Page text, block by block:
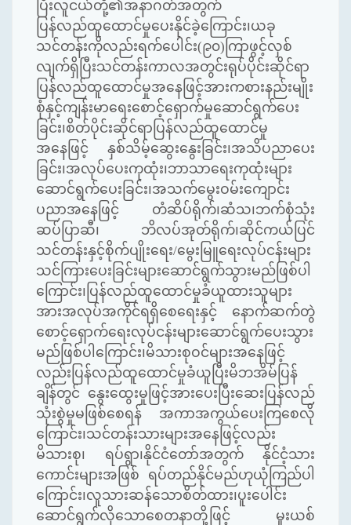
ပြီးလူငယ်တို့၏အနာဂတ်အတွက်
ပြန်လည်ထူထောင်မှုပေးနိုင်ခဲ့ကြောင်း၊ယခု
သင်တန်းကိုလည်းရက်ပေါင်း(၉၀)ကြာဖွင့်လှစ်
လျက်ရှိပြီးသင်တန်းကာလအတွင်းရုပ်ပိုင်းဆိုင်ရာ
ပြန်လည်ထူထောင်မှုအနေဖြင့်အားကစားနည်းမျိုး
စုံနှင့်ကျန်းမာရေးစောင့်ရှောက်မှုဆောင်ရွက်ပေး
ခြင်း၊စိတ်ပိုင်းဆိုင်ရာပြန်လည်ထူထောင်မှု
အနေဖြင့် နှစ်သိမ့်ဆွေးနွေးခြင်း၊အသိပညာပေး
ခြင်း၊အလုပ်ပေးကုထုံး၊ဘာသာရေးကုထုံးများ
ဆောင်ရွက်ပေးခြင်း၊အသက်မွေးဝမ်းကျောင်း
ပညာအနေဖြင့် တံဆိပ်ရိုက်၊ဆံသ၊ဘက်စုံသုံး
ဆပ်ပြာဆီ၊ ဘိလပ်အုတ်ရိုက်၊ဆိုင်ကယ်ပြင်
သင်တန်းနှင့်စိုက်ပျိုးရေး/မွေးမြူရေးလုပ်ငန်းများ
သင်ကြားပေးခြင်းများဆောင်ရွက်သွားမည်ဖြစ်ပါ
ကြောင်း၊ပြန်လည်ထူထောင်မှုခံယူထားသူများ
အားအလုပ်အကိုင်ရရှိစေရေးနှင့် နောက်ဆက်တွဲ
စောင့်ရှောက်ရေးလုပ်ငန်းများဆောင်ရွက်ပေးသွား
မည်ဖြစ်ပါကြောင်း၊မိသားစုဝင်များအနေဖြင့်
လည်းပြန်လည်ထူထောင်မှုခံယူပြီးမိဘအိမ်ပြန်
ချိန်တွင် နွေးထွေးမှုဖြင့်အားပေးပြီးဆေးပြန်လည်
သုံးစွဲမှုမဖြစ်စေရန် အကာအကွယ်ပေးကြစေလို
ကြောင်း၊သင်တန်းသားများအနေဖြင့်လည်း
မိသားစု၊ ရပ်ရွာ၊နိုင်ငံတော်အတွက် နိုင်ငံ့သား
ကောင်းများအဖြစ် ရပ်တည်နိုင်မည်ဟုယုံကြည်ပါ
ကြောင်း၊လူသားဆန်သောစိတ်ထား၊ပူးပေါင်း
ဆောင်ရွက်လိုသောစေတနာတို့ဖြင့် မူးယစ်